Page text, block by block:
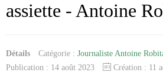
assiette - Antoine
Détails Catégorie : Journaliste Antoine
Publication : 14 août 2023
Création : 11